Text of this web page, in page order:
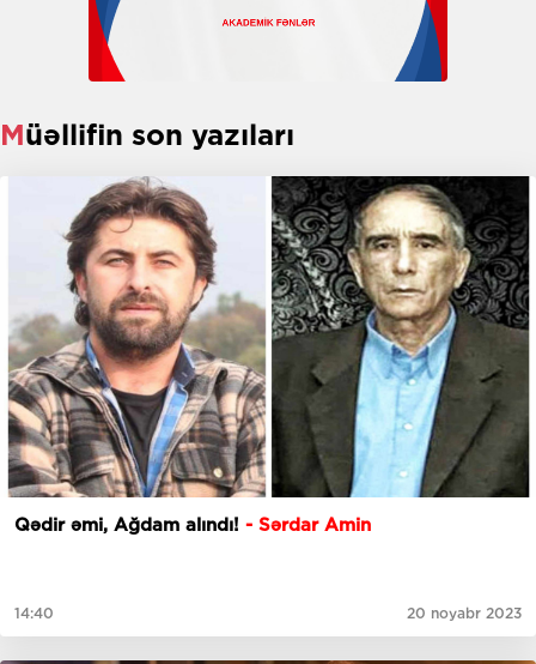
Müəllifin son yazıları
Qədir əmi, Ağdam alındı! - Sərdar Amin
14:40 20 noyabr 2023